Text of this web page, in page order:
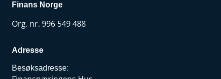
Finans Norge
Org. nr. 996 549 488
Adresse
Besøksadresse: